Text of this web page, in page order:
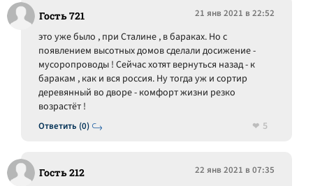
Гость 721 21 янв 2021 в 22:52
Ответить (0)
это уже было , при Сталине , в бараках. Но с
появлением высотных домов сделали досижение -
мусоропроводы ! Сейчас хотят вернуться назад - к
баракам , как и вся россия. Ну тогда уж и сортир
деревянный во дворе - комфорт жизни резко
возрастёт !
5
Гость 212 22 янв 2021 в 07:35